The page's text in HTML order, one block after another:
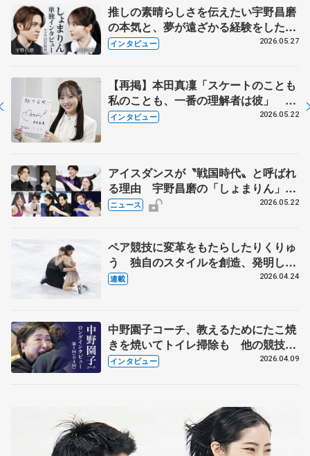
推しの素晴らしさを伝えたい宇野昌磨
の本気と、夢が遠ざかる経験をした本
田真凜の覚悟
インタビュー 2026.05.27
【再掲】本田真凜「スケートのことも
私のことも、一番の理解者は彼」 引
退時の単独インタビューで語った競技
インタビュー 2026.05.22
アイスダンスが〝戦国時代〟と呼ばれ
る理由 宇野昌磨の「しょまりん」ら
実力者が相次いで参戦 国内の競争激
ニュース 2026.05.22
ペア競技に変革をもたらしたりくりゅ
う 独自のスタイルを創造、発明した
【引退発表後②】
連載 2026.04.24
中野園子コーチ、教えるためにたこ焼
きを焼いてトイレ掃除も 他の競技に
も通用するという坂本花織の筋肉
インタビュー 2026.04.09